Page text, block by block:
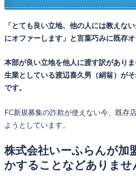
「とても良い立地、他の人には教えな
にオファーします」と言葉巧みに既存オ
本部が良い立地を他人に渡す訳があり
生業としている渡辺喜久男（絹翁）が
です。
FC新規募集の詐欺が使えない今、既存
ようとしています。
株式会社いーふらんが加
かすることなどありませ